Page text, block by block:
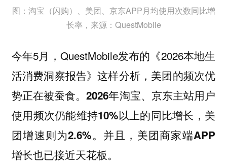
图：淘宝（闪购）、美团、京东APP月均使用次数同比增
长率，来源：QuestMobile
今年5月，QuestMobile发布的《2026本地生
活消费洞察报告》这样分析，美团的频次优
势正在被蚕食。2026年淘宝、京东主站用户
使用频次仍能维持10%以上的同比增长，美
团增速则为2.6%。并且，美团商家端APP
增长也已接近天花板。